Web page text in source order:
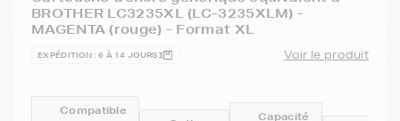
BROTHER LC3235XL (LC-3235XLM) -
MAGENTA (rouge) - Format XL
EXPÉDITION : 6 À 14 JOURS Voir le produit
Compatible
Capacité